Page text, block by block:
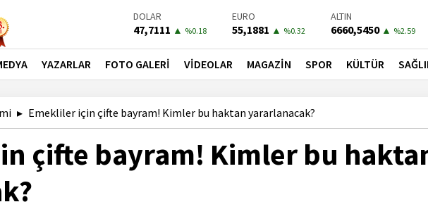
DOLAR
47,7111 ▲ %0.18
EURO
55,1881 ▲ %0.32
ALTIN
6660,5450 ▲ %2.59
BIST-100
13779,39 ▼ %-0.14
PETROL
81,4900▼ %-1.56
BONO
41,3000 ▼ %-0.55
YAZARLAR FOTO GALERİ VİDEOLAR MAGAZİN SPOR KÜLTÜR
Emekliler için çifte bayram! Kimler bu haktan yararlanacak?
çifte bayram! Kimler bu